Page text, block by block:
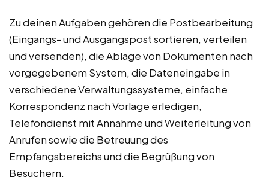
Zu deinen Aufgaben gehören die Postbearbeitung
(Eingangs- und Ausgangspost sortieren, verteilen
und versenden), die Ablage von Dokumenten nach
vorgegebenem System, die Dateneingabe in
verschiedene Verwaltungssysteme, einfache
Korrespondenz nach Vorlage erledigen,
Telefondienst mit Annahme und Weiterleitung von
Anrufen sowie die Betreuung des
Empfangsbereichs und die Begrüßung von
Besuchern.